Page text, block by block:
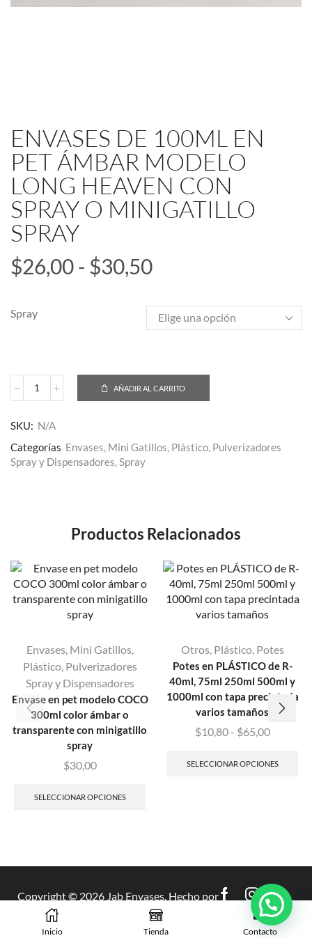
ENVASES DE 100ML EN
PET ÁMBAR MODELO
LONG HEAVEN CON
SPRAY O MINIGATILLO
SPRAY
$26,00- $30,50
Spray
AÑADIR AL CARRITO
SKU: N/A
Categorías Envases, Mini Gatillos, Plástico, Pulverizadores
Spray y Dispensadores,Spray
Productos Relacionados
Envases, Mini Gatillos,
Plástico, Pulverizadores
Spray y Dispensadores
Envase en pet modelo COCO
300ml color ámbar o
transparente con minigatillo
spray
$30,00
SELECCIONAR OPCIONES
Otros, Plástico, Potes
Potes en PLÁSTICO de R-
40ml, 75ml 250ml 500ml y
1000ml con tapa precintada
varios tamaños
$10,80 - $65,00
SELECCIONAR OPCIONES
Inicio Tienda Contacto
Copyright © 2026 Jab Envases. Hecho por